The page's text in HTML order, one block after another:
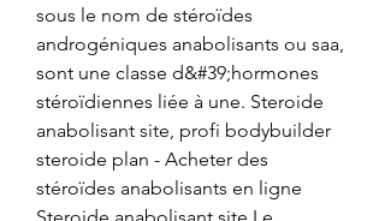
sous le nom de stéroïdes
androgéniques anabolisants ou saa,
sont une classe d&#39;hormones
stéroïdiennes liée à une. Steroide
anabolisant site, profi bodybuilder
steroide plan - Acheter des
stéroïdes anabolisants en ligne